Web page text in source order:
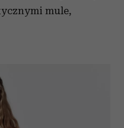
mule,